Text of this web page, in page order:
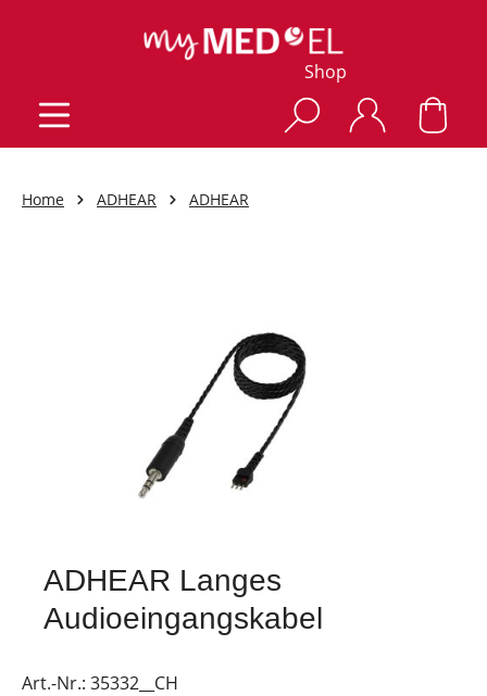
Shop
Home ADHEAR ADHEAR
ADHEAR Langes
Audioeingangskabel
Art.-Nr.: 35332__CH